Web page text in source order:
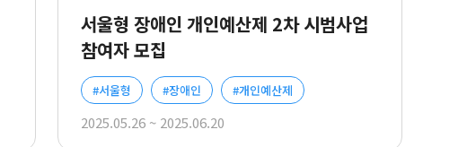
서울형 장애인 개인예산제 2차 시범사업
참여자 모집
#서울형 #장애인 #개인예산제
2025.05.26 ~ 2025.06.20